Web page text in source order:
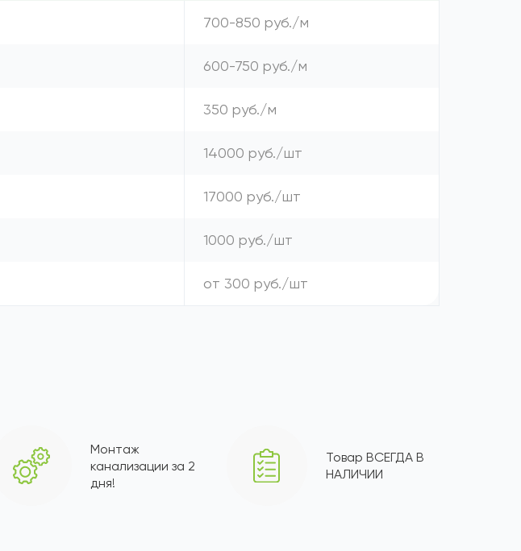
700-850 руб./м
600-750 руб./м
350 руб./м
14000 руб./шт
17000 руб./шт
1000 руб./шт
от 300 руб./шт
Монтаж
канализации за 2
дня!
Товар ВСЕГДА В
НАЛИЧИИ